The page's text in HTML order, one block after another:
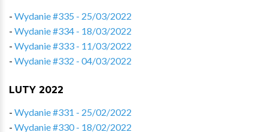
- Wydanie #335 - 25/03/2022
- Wydanie #334 - 18/03/2022
- Wydanie #333 - 11/03/2022
- Wydanie #332 - 04/03/2022
LUTY 2022
- Wydanie #331 - 25/02/2022
- Wydanie #330 - 18/02/2022